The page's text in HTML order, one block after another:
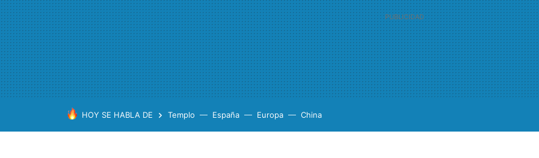
HOY SE HABLA DE Templo España Europa China